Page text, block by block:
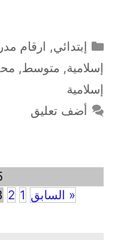
التصنيفات
إبتدائي, ارقام
إسلامية, متوسط,
إسلامية
أضف تعليق
« السابق 1
2